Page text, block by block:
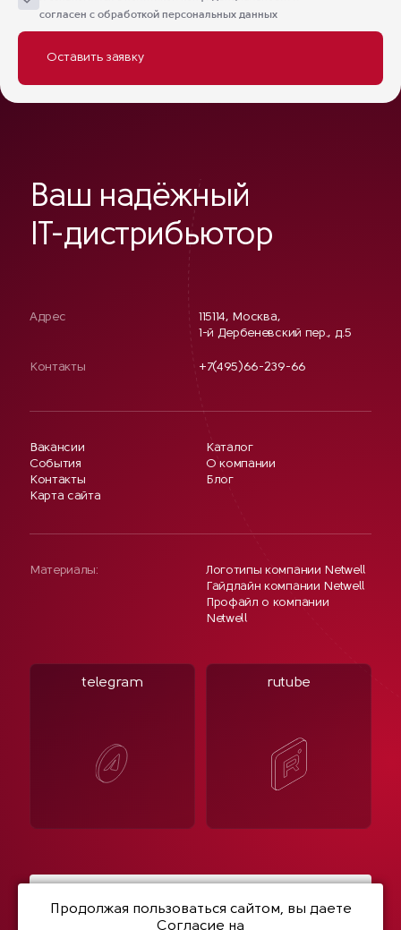
согласен с обработкой персональных данных
Ваш надёжный
IT-дистрибьютор
Адрес
115114, Москва,
1-й Дербеневский пер., д.5
Контакты +7(495)66-239-66
Вакансии
События
Контакты
Карта сайта
Каталог
О компании
Блог
Материалы:
Логотипы компании Netwell
Гайдлайн компании Netwell
Профайл о компании
Netwell
telegram rutube
Продолжая пользоваться сайтом, вы даете
Согласие на